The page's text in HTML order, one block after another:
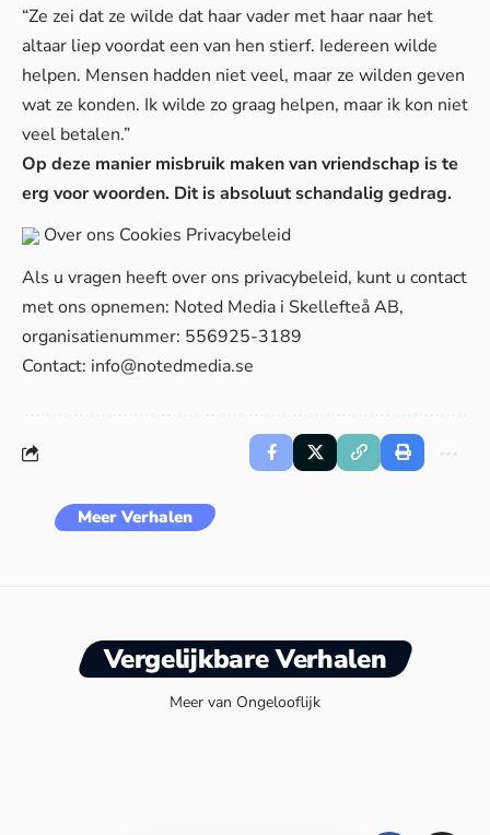
“Ze zei dat ze wilde dat haar vader met haar naar het
altaar liep voordat een van hen stierf. Iedereen wilde
helpen. Mensen hadden niet veel, maar ze wilden geven
wat ze konden. Ik wilde zo graag helpen, maar ik kon niet
veel betalen.”
Op deze manier misbruik maken van vriendschap is te
erg voor woorden. Dit is absoluut schandalig gedrag.
Over ons Cookies Privacybeleid
Als u vragen heeft over ons privacybeleid, kunt u contact
met ons opnemen: Noted Media i Skellefteå AB,
organisatienummer: 556925-3189
Contact: info@notedmedia.se
Meer Verhalen
Vergelijkbare Verhalen
Meer van Ongelooflijk